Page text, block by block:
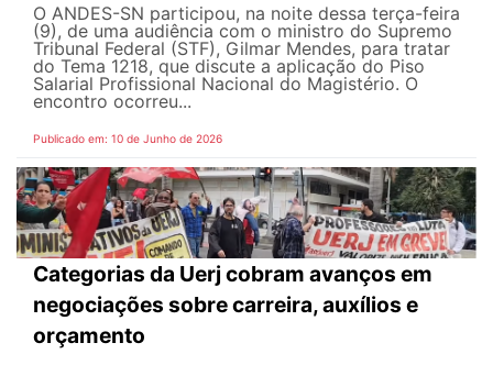
O ANDES-SN participou, na noite dessa terça-feira
(9), de uma audiência com o ministro do Supremo
Tribunal Federal (STF), Gilmar Mendes, para tratar
do Tema 1218, que discute a aplicação do Piso
Salarial Profissional Nacional do Magistério. O
encontro ocorreu...
Publicado em: 10 de Junho de 2026
Categorias da Uerj cobram avanços em
negociações sobre carreira, auxílios e
orçamento